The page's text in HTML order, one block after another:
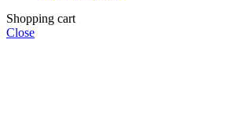
Shopping cart
Close